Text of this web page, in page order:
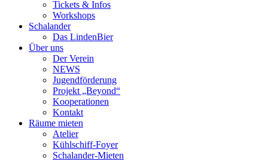
Tickets & Infos
Workshops
Schalander
Das LindenBier
Über uns
Der Verein
NEWS
Jugendförderung
Projekt „Beyond“
Kooperationen
Kontakt
Räume mieten
Atelier
Kühlschiff-Foyer
Schalander-Mieten